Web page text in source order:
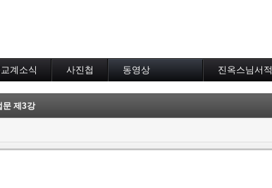
계소식 사진첩 동영상
특별법회
람림
진옥스님서적
문 제3강